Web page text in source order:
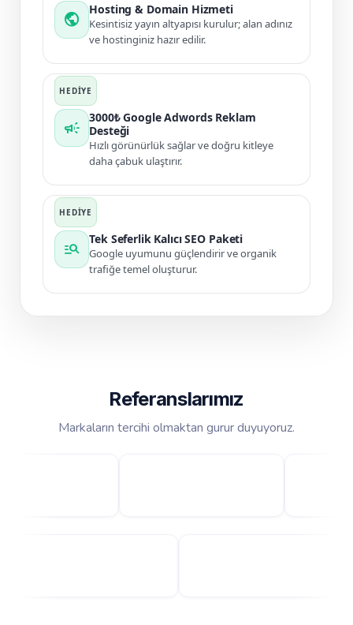
public
Hosting & Domain Hizmeti
Kesintisiz yayın altyapısı kurulur; alan adınız
ve hostinginiz hazır edilir.
campaign
3000₺ Google Adwords Reklam
Desteği
Hızlı görünürlük sağlar ve doğru kitleye
daha çabuk ulaştırır.
manage_search
Tek Seferlik Kalıcı SEO Paketi
Google uyumunu güçlendirir ve organik
trafiğe temel oluşturur.
Referanslarımız
Markaların tercihi olmaktan gurur duyuyoruz.